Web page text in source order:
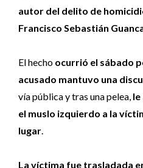
autor del delito de
Francisco Sebastián
El hecho ocurrió el sábado
acusado mantuvo una
vía pública y tras una pelea, le
el muslo izquierdo a la
lugar.
La víctima fue trasladada